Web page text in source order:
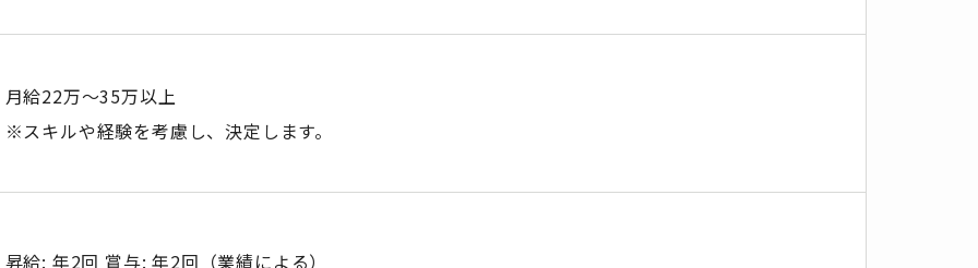
月給22万～35万以上
※スキルや経験を考慮し、決定します。
昇給: 年2回 賞与: 年2回（業績による）